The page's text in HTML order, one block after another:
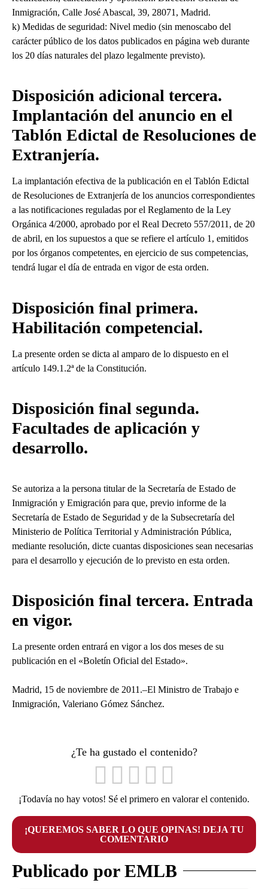
Inmigración, Calle José Abascal, 39, 28071, Madrid.
k) Medidas de seguridad: Nivel medio (sin menoscabo del
carácter público de los datos publicados en página web durante
los 20 días naturales del plazo legalmente previsto).
Disposición adicional tercera.
Implantación del anuncio en el
Tablón Edictal de Resoluciones de
Extranjería.
La implantación efectiva de la publicación en el Tablón Edictal
de Resoluciones de Extranjería de los anuncios correspondientes
a las notificaciones reguladas por el Reglamento de la Ley
Orgánica 4/2000, aprobado por el Real Decreto 557/2011, de 20
de abril, en los supuestos a que se refiere el artículo 1, emitidos
por los órganos competentes, en ejercicio de sus competencias,
tendrá lugar el día de entrada en vigor de esta orden.
Disposición final primera.
Habilitación competencial.
La presente orden se dicta al amparo de lo dispuesto en el
artículo 149.1.2ª de la Constitución.
Disposición final segunda.
Facultades de aplicación y
desarrollo.
Se autoriza a la persona titular de la Secretaría de Estado de
Inmigración y Emigración para que, previo informe de la
Secretaría de Estado de Seguridad y de la Subsecretaría del
Ministerio de Política Territorial y Administración Pública,
mediante resolución, dicte cuantas disposiciones sean necesarias
para el desarrollo y ejecución de lo previsto en esta orden.
Disposición final tercera. Entrada
en vigor.
La presente orden entrará en vigor a los dos meses de su
publicación en el «Boletín Oficial del Estado».
Madrid, 15 de noviembre de 2011.–El Ministro de Trabajo e
Inmigración, Valeriano Gómez Sánchez.
¿Te ha gustado el contenido?
¡Todavía no hay votos! Sé el primero en valorar el contenido.
¡QUEREMOS SABER LO QUE OPINAS! DEJA TU
COMENTARIO
Publicado por EMLB